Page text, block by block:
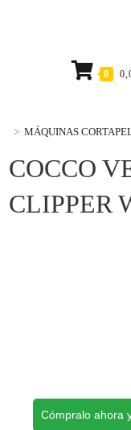
0
COCCO
CLIPPER
> MÁQUINAS
Cómpralo ahora